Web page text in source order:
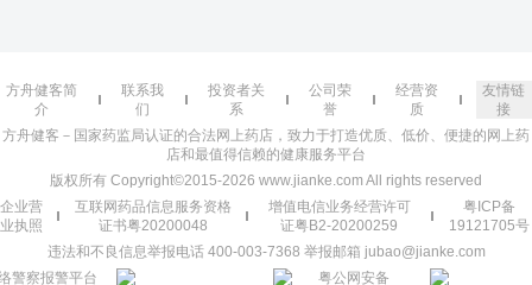
方舟健客简
介
联系我
们
投资者关
系
公司荣
誉
经营资
质
友情链
接
方舟健客－国家药监局认证的合法网上药店，致力于打造优质、低价、便捷的网上药
店和最值得信赖的健康服务平台
版权所有 Copyright©2015-2026 www.jianke.com All rights reserved
企业营
业执照
互联网药品信息服务资格
证书粤20200048
增值电信业务经营许可
证粤B2-20200259
粤ICP备
19121705号
违法和不良信息举报电话 400-003-7368 举报邮箱 jubao@jianke.com